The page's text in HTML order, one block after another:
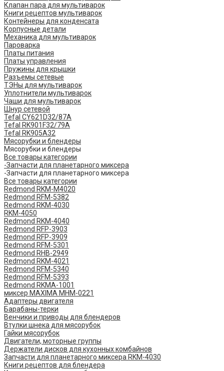
Клапан пара для мультиварок
Книги рецептов мультиварок
Контейнеры для конденсата
Корпусные детали
Механика для мультиварок
Пароварка
Платы питания
Платы управления
Пружины для крышки
Разъемы сетевые
ТЭНы для мультиварок
Уплотнители мультиварок
Чаши для мультиварок
Шнур сетевой
Tefal CY621D32/87A
Tefal RK901F32/79A
Tefal RK905A32
Мясорубки и блендеры
Мясорубки и блендеры
Все товары категории
-Запчасти для планетарного миксера
-Запчасти для планетарного миксера
Все товары категории
Redmond RKM-M4020
Redmond RFM-5382
Redmond RKM-4030
RKM-4050
Redmond RKM-4040
Redmond RFP-3903
Redmond RFP-3909
Redmond RFM-5301
Redmond RHB-2949
Redmond RKM-4021
Redmond RFM-5340
Redmond RFM-5393
Redmond RKMA-1001
миксер MAXIMA MHM-0221
Адаптеры двигателя
Барабаны-терки
Венчики и приводы для блендеров
Втулки шнека для мясорубок
Гайки мясорубок
Двигатели, моторные группы
Держатели дисков для кухонных комбайнов
Запчасти для планетарного миксера RKM-4030
Книги рецептов для блендера